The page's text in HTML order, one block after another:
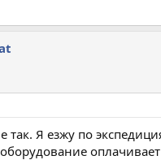
так. Я езжу по